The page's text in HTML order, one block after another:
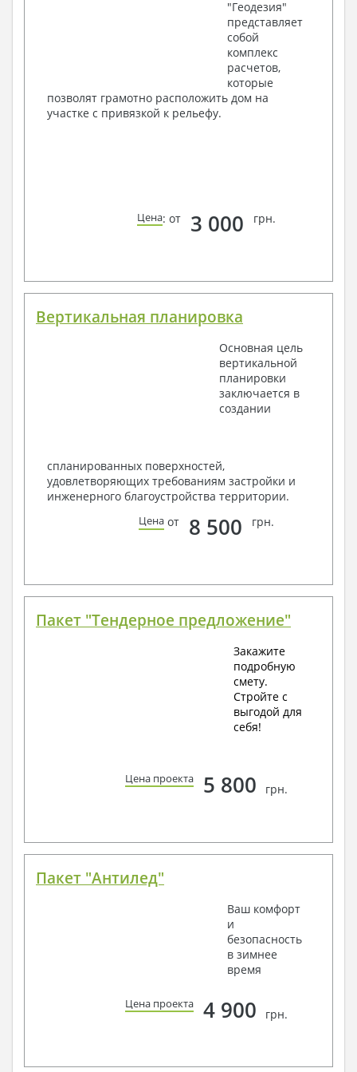
"Геодезия"
представляет
собой
комплекс
расчетов,
которые
позволят грамотно расположить дом на
участке с привязкой к рельефу.
Цена: от 3 000 грн.
Вертикальная планировка
Основная цель
вертикальной
планировки
заключается в
создании
спланированных поверхностей,
удовлетворяющих требованиям застройки и
инженерного благоустройства территории.
Цена от 8 500 грн.
Пакет "Тендерное предложение"
Закажите
подробную
смету.
Стройте с
выгодой для
себя!
Цена проекта 5 800 грн.
Пакет "Антилед"
Ваш комфорт
и
безопасность
в зимнее
время
Цена проекта 4 900 грн.